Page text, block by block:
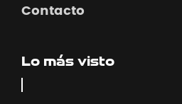
Contacto
Lo más visto